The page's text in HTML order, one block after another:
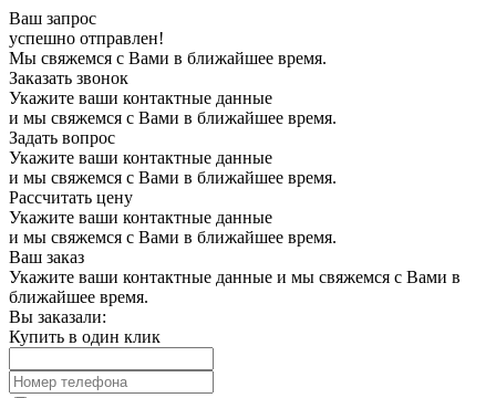
Ваш запрос
успешно отправлен!
Мы свяжемся с Вами в ближайшее время.
Заказать звонок
Укажите ваши контактные данные
и мы свяжемся с Вами в ближайшее время.
Задать вопрос
Укажите ваши контактные данные
и мы свяжемся с Вами в ближайшее время.
Рассчитать цену
Укажите ваши контактные данные
и мы свяжемся с Вами в ближайшее время.
Ваш заказ
Укажите ваши контактные данные и мы свяжемся с Вами в
ближайшее время.
Вы заказали:
Купить в один клик